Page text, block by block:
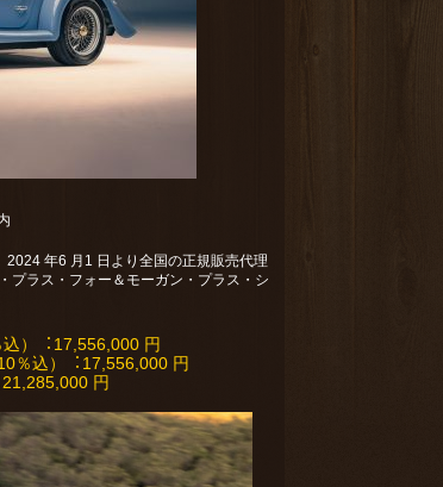
年6 月1 日より全国の正規販売代理
プラス・フォー＆モーガン・プラス・シ
）︓17,556,000 円
％込）︓17,556,000 円
円